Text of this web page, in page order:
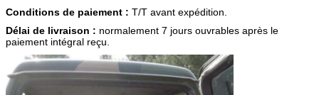
Conditions de paiement : T/T avant expédition.
Délai de livraison : normalement 7 jours ouvrables après le
paiement intégral reçu.